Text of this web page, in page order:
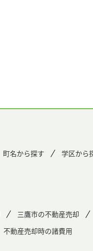
町名から探す 学区から
三鷹市の不動産売却
不動産売却時の諸費用